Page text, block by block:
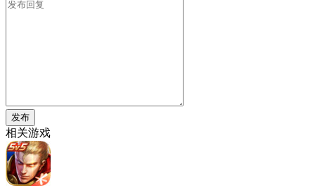
发布
相关游戏